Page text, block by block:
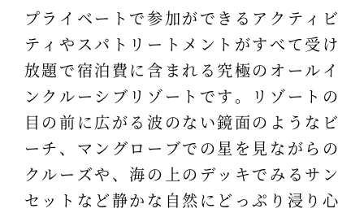
プライベートで参加ができるアクティビ
ティやスパトリートメントがすべて受け
放題で宿泊費に含まれる究極のオールイ
ンクルーシブリゾートです。リゾートの
目の前に広がる波のない鏡面のようなビ
ーチ、マングローブでの星を見ながらの
クルーズや、海の上のデッキでみるサン
セットなど静かな自然にどっぷり浸り心